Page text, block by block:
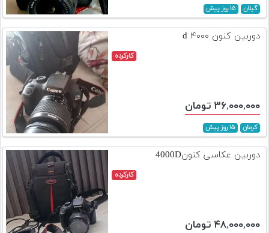
گیلان ۱۵ روز پیش
دوربین کنون ۴۰۰۰ d
کارکرده
۳۶,۰۰۰,۰۰۰ تومان
کرمان ۱۵ روز پیش
دوربین عکاسی کنون4000D
کارکرده
۴۸,۰۰۰,۰۰۰ تومان